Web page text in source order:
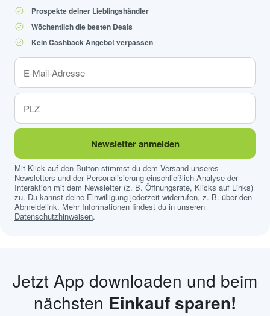
Prospekte deiner Lieblingshändler
Wöchentlich die besten Deals
Kein Cashback Angebot verpassen
Newsletter anmelden
Mit Klick auf den Button stimmst du dem Versand unseres
Newsletters und der Personalisierung einschließlich Analyse der
Interaktion mit dem Newsletter (z. B. Öffnungsrate, Klicks auf Links)
zu. Du kannst deine Einwilligung jederzeit widerrufen, z. B. über den
Abmeldelink. Mehr Informationen findest du in unseren
Datenschutzhinweisen.
Jetzt App downloaden und beim
nächsten Einkauf sparen!